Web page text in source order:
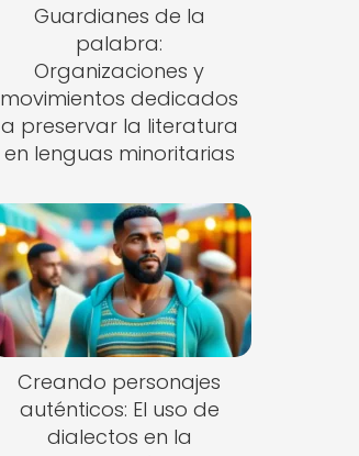
Guardianes de la
palabra:
Organizaciones y
movimientos dedicados
a preservar la literatura
en lenguas minoritarias
Creando personajes
auténticos: El uso de
dialectos en la